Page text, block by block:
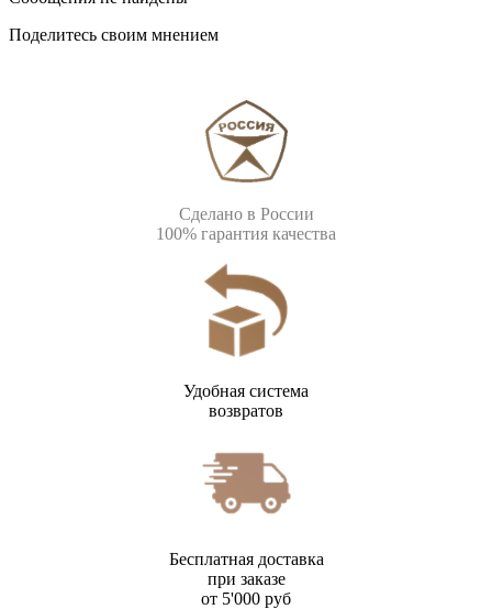
Поделитесь своим мнением
Сделано в России
100% гарантия качества
Удобная система
возвратов
Бесплатная доставка
при заказе
от 5'000 руб